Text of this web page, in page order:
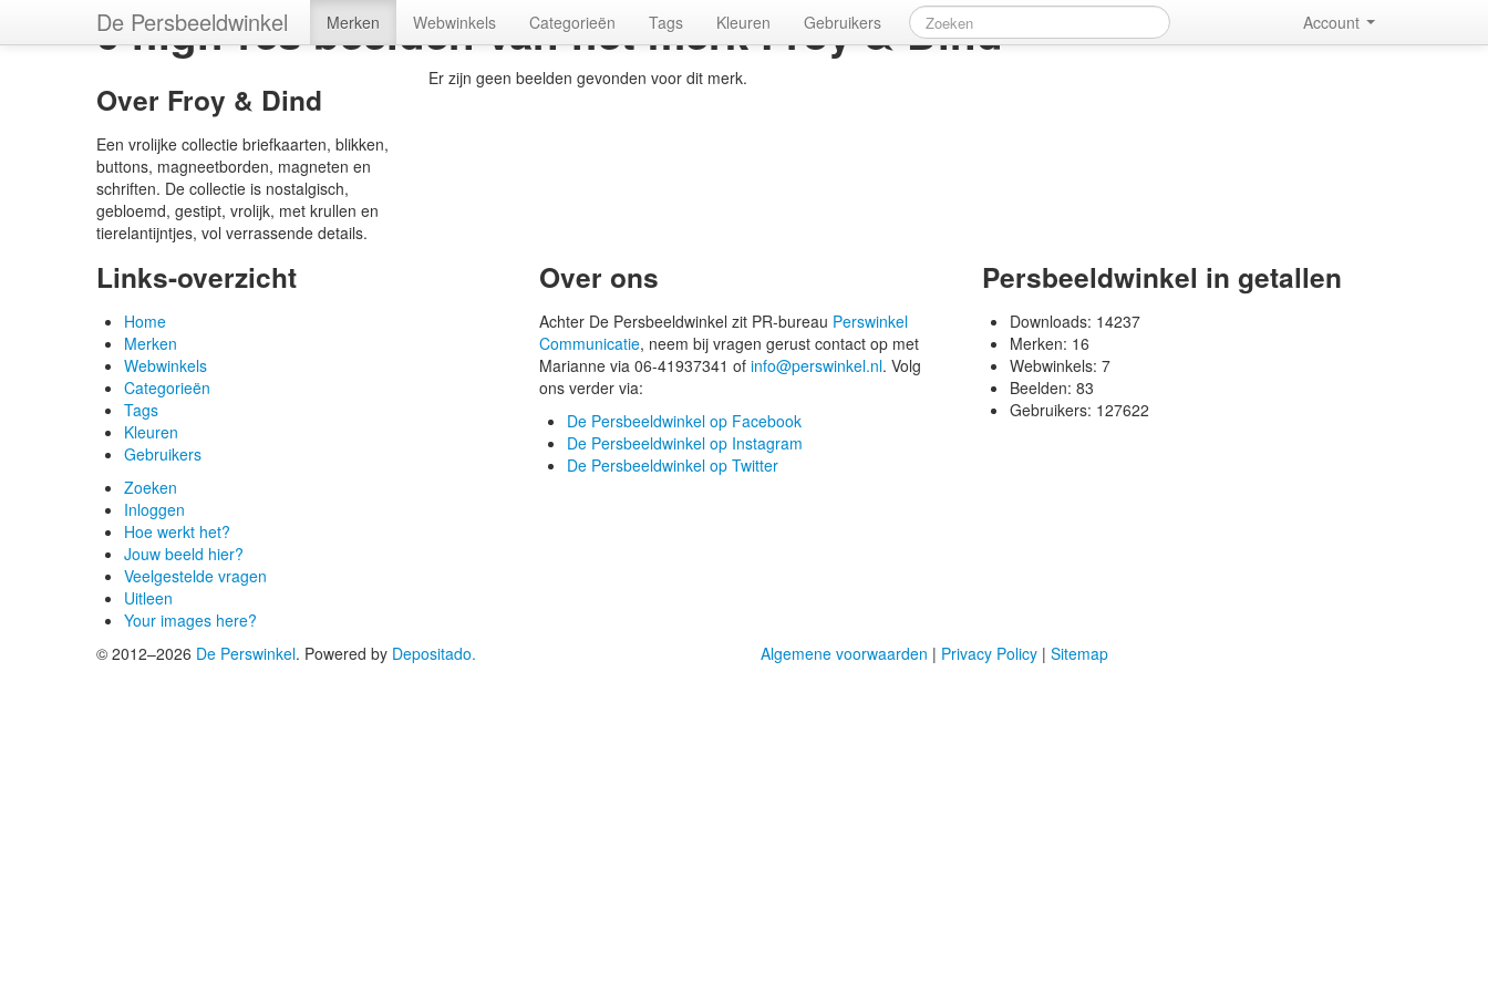
De Persbeeldwinkel Merken Webwinkels Categorieën Tags Kleuren Gebruikers Account
0 high-res beelden van het merkFroy & Dind
Over Froy & Dind
Een vrolijke collectie briefkaarten, blikken,
buttons, magneetborden, magneten en
schriften. De collectie is nostalgisch,
gebloemd, gestipt, vrolijk, met krullen en
tierelantijntjes, vol verrassende details.
Er zijn geen beelden gevonden voor dit merk.
Links-overzicht
Home
Merken
Webwinkels
Categorieën
Tags
Kleuren
Gebruikers
Zoeken
Inloggen
Hoe werkt het?
Jouw beeld hier?
Veelgestelde vragen
Uitleen
Your images here?
Over ons
Achter De Persbeeldwinkel zit PR-bureau Perswinkel
Communicatie, neem bij vragen gerust contact op met
Marianne via 06-41937341 of info@perswinkel.nl. Volg
ons verder via:
De Persbeeldwinkel op Facebook
De Persbeeldwinkel op Instagram
De Persbeeldwinkel op Twitter
Persbeeldwinkel in getallen
Downloads: 14237
Merken: 16
Webwinkels: 7
Beelden: 83
Gebruikers: 127622
© 2012–2026 De Perswinkel. Powered by Depositado. Algemene voorwaarden | Privacy Policy | Sitemap